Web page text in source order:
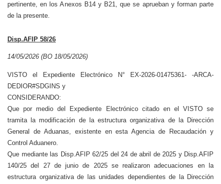
pertinente, en los Anexos B14 y B21, que se aprueban y forman parte
de la presente.
Disp.AFIP 58/26
14/05/2026 (BO 18/05/2026)
VISTO el Expediente Electrónico N° EX-2026-01475361- -ARCA-
DEDIOR#SDGINS y
CONSIDERANDO:
Que por medio del Expediente Electrónico citado en el VISTO se
tramita la modificación de la estructura organizativa de la Dirección
General de Aduanas, existente en esta Agencia de Recaudación y
Control Aduanero.
Que mediante las Disp.AFIP 62/25 del 24 de abril de 2025 y Disp.AFIP
140/25 del 27 de junio de 2025 se realizaron adecuaciones en la
estructura organizativa de las unidades dependientes de la Dirección